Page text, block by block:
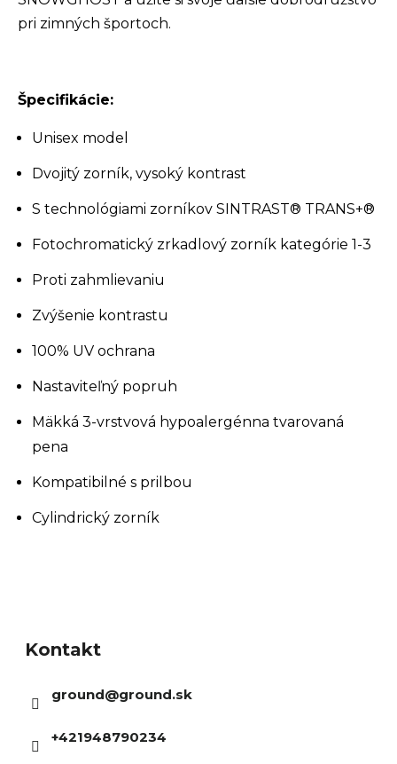
pri zimných športoch.
Špecifikácie:
Unisex model
Dvojitý zorník, vysoký kontrast
S technológiami zorníkov SINTRAST® TRANS+®
Fotochromatický zrkadlový zorník kategórie 1-3
Proti zahmlievaniu
Zvýšenie kontrastu
100% UV ochrana
Nastaviteľný popruh
Mäkká 3-vrstvová hypoalergénna tvarovaná
pena
Kompatibilné s prilbou
Cylindrický zorník
Kontakt
ground@ground.sk
+421948790234